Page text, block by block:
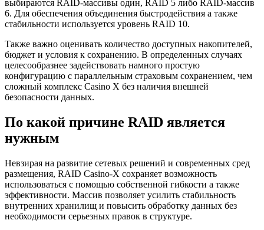
выбираются RAID-массивы один, RAID 5 либо RAID-массив
6. Для обеспечения объединения быстродействия а также
стабильности используется уровень RAID 10.
Также важно оценивать количество доступных накопителей,
бюджет и условия к сохранению. В определенных случаях
целесообразнее задействовать намного простую
конфигурацию с параллельным страховым сохранением, чем
сложный комплекс Casino X без наличия внешней
безопасности данных.
По какой причине RAID является
нужным
Невзирая на развитие сетевых решений и современных сред
размещения, RAID Casino-X сохраняет возможность
использоваться с помощью собственной гибкости а также
эффективности. Массив позволяет усилить стабильность
внутренних хранилищ и повысить обработку данных без
необходимости серьезных правок в структуре.